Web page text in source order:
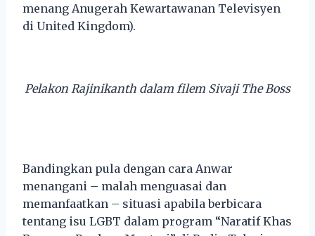
menang Anugerah Kewartawanan Televisyen
di United Kingdom).
Pelakon Rajinikanth dalam filem Sivaji The Boss
Bandingkan pula dengan cara Anwar
menangani – malah menguasai dan
memanfaatkan – situasi apabila berbicara
tentang isu LGBT dalam program “Naratif Khas